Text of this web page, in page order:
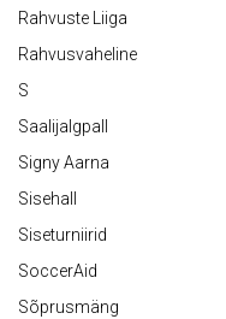
Rahvuste Liiga
Rahvusvaheline
S
Saalijalgpall
Signy Aarna
Sisehall
Siseturniirid
SoccerAid
Sõprusmäng